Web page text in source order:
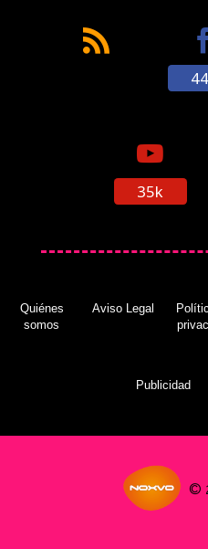
35k
Quiénes
somos
Aviso Legal
Publicidad
©